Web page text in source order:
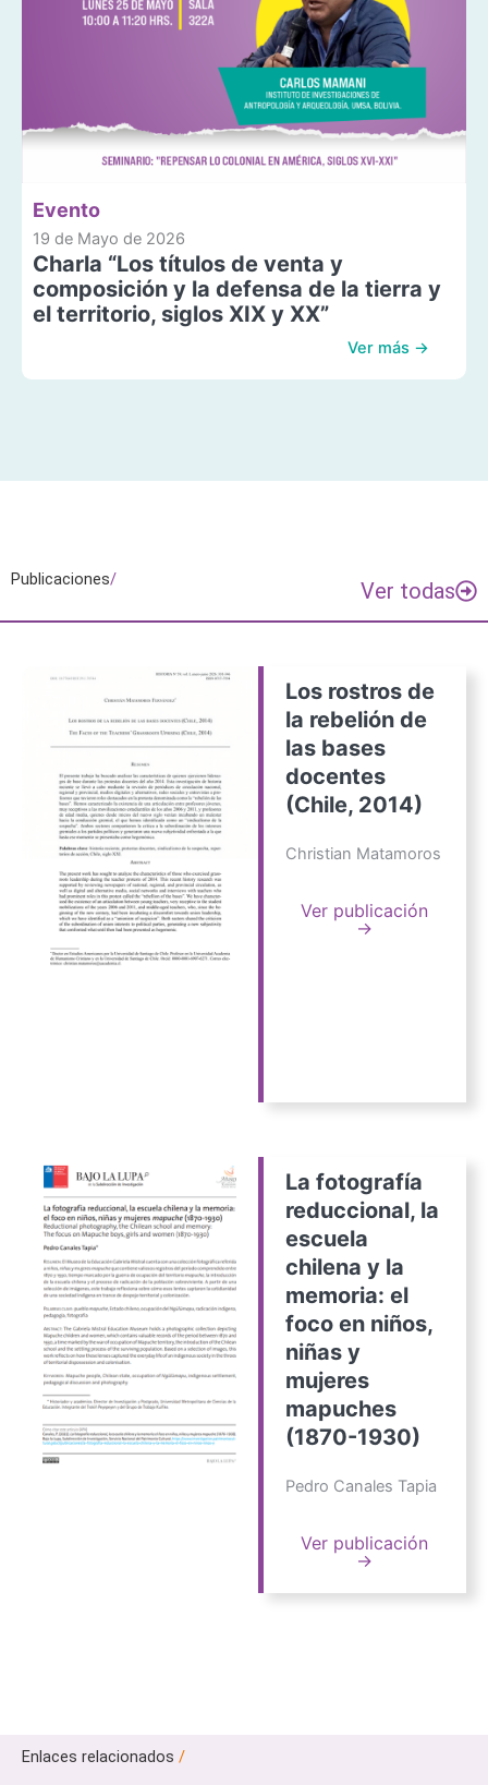
Evento
19 de Mayo de 2026
Charla “Los títulos de venta y
composición y la defensa de la tierra y
el territorio, siglos XIX y XX”
Ver más →
Publicaciones/ Ver todas
Los rostros de
la rebelión de
las bases
docentes
(Chile, 2014)
Christian Matamoros
Ver publicación
→
La fotografía
reduccional, la
escuela
chilena y la
memoria: el
foco en niños,
niñas y
mujeres
mapuches
(1870-1930)
Pedro Canales Tapia
Ver publicación
→
Enlaces relacionados /